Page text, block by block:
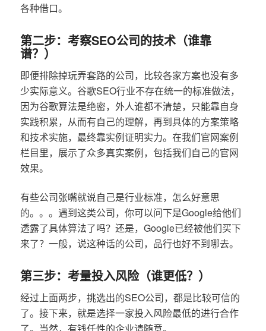
各种借口。
第二步：考察SEO公司的技术（谁靠
谱？）
即便排除掉玩弄套路的公司，比较各家方案也没有多
少实际意义。谷歌SEO行业不存在统一的标准做法，
因为谷歌算法是绝密，外人谁都不清楚，只能靠自身
实践积累，从而有自己的理解，再到具体的方案策略
和技术实施，最终靠实例证明实力。在我们官网案例
栏目里，展示了众多真实案例，包括我们自己的官网
效果。
有些公司张嘴就说自己是行业标准，怎么好意思
的。。。遇到这类公司，你可以问下是Google给他们
透露了具体算法了吗？还是，Google已经被他们买下
来了？一般，说这种话的公司，品行也好不到哪去。
第三步：考量投入风险（谁更低？）
经过上面两步，挑选出的SEO公司，都是比较可信的
了。接下来，就是选择一家投入风险最低的进行合作